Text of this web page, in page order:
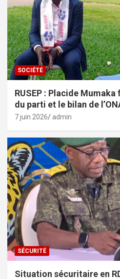
SOCIÉTÉ
RUSEP : Placide
du parti et le bilan de
7 juin 2026 admin
SÉCURITÉ
Situation sécuritaire en